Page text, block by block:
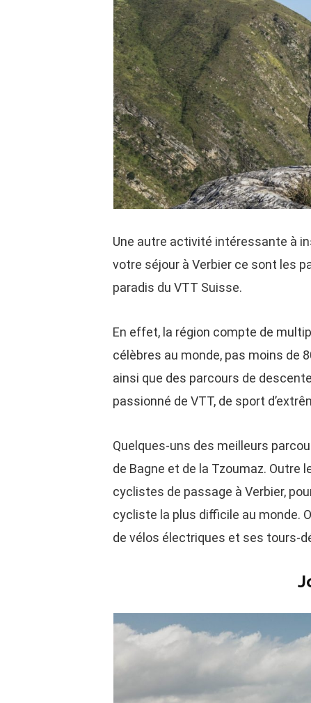
Une autre activité intéressante à
votre séjour à Verbier ce sont les
paradis du VTT Suisse.
En effet, la région compte de
célèbres au monde, pas moins de
ainsi que des parcours de
passionné de VTT, de sport
Quelques-uns des meilleurs
de Bagne et de la Tzoumaz. Outre
cyclistes de passage à Verbier,
cycliste la plus difficile au monde.
de vélos électriques et ses tours-